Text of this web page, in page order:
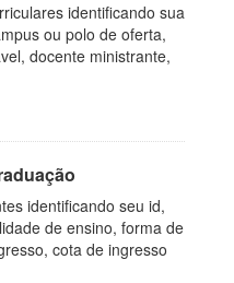
identificando sua
ou polo de oferta,
docente ministrante,
identificando seu id,
de ensino, forma de
cota de ingresso